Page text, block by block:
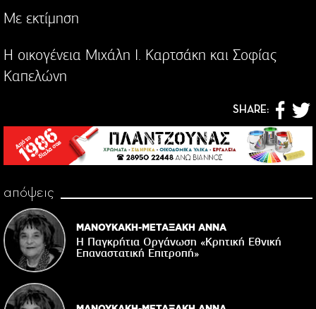
Με εκτίμηση
Η οικογένεια Μιχάλη Ι. Καρτσάκη και Σοφίας
Καπελώνη
SHARE:
απόψεις
ΜΑΝΟΥΚΑΚΗ-ΜΕΤΑΞΑΚΗ ΑΝΝΑ
Η Παγκρήτια Οργάνωση «Κρητική Εθνική
Επαναστατική Eπιτροπή»